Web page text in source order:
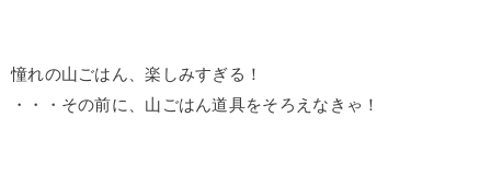
憧れの山ごはん、楽しみすぎる！
・・・その前に、山ごはん道具をそろえなきゃ！